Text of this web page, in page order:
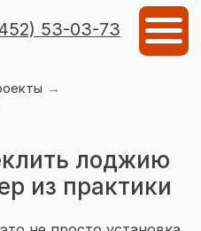
73
→
лоджию
из практики